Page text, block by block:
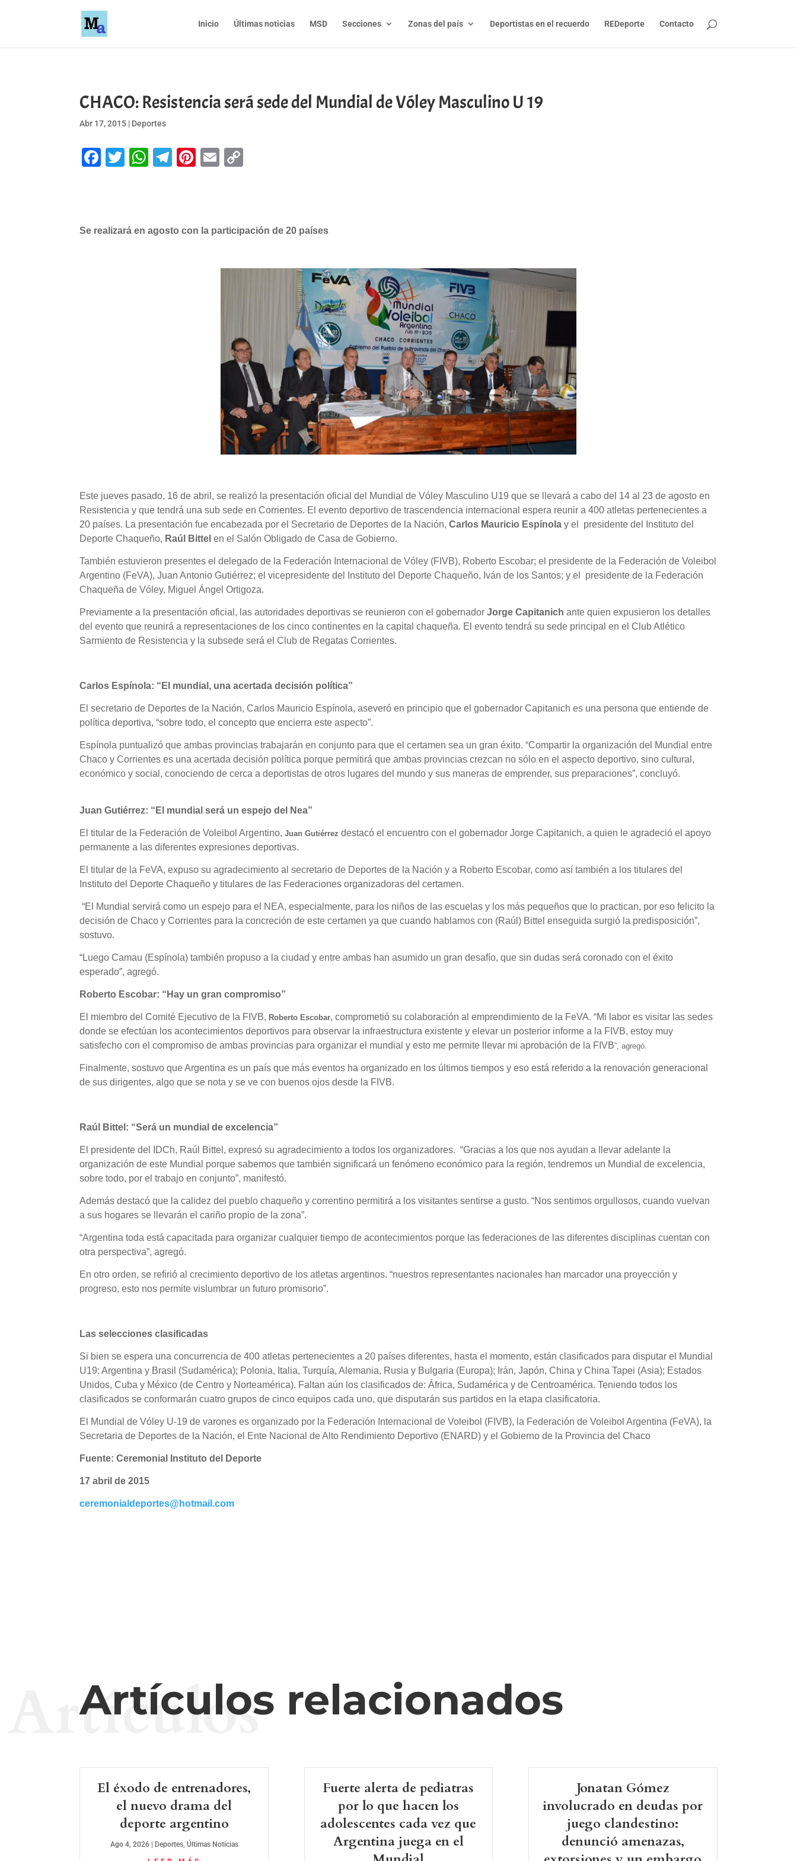
Inicio Últimas noticias MSD Secciones Zonas del país Deportistas en el recuerdo REDeporte Contacto
CHACO: Resistencia será sede del Mundial de Vóley Masculino U 19
Abr 17, 2015 | Deportes
Facebook
Twitter
WhatsApp
Telegram
Pinterest
Email
Se realizará en agosto con la participación de 20 países
Este jueves pasado, 16 de abril, se realizó la presentación oficial del Mundial de Vóley Masculino U19 que se llevará a cabo del 14 al 23 de agosto en
Resistencia y que tendrá una sub sede en Corrientes. El evento deportivo de trascendencia internacional espera reunir a 400 atletas pertenecientes a
20 países. La presentación fue encabezada por el Secretario de Deportes de la Nación,Carlos Mauricio Espínola y el presidente del Instituto del
Deporte Chaqueño, Raúl Bittel en el Salón Obligado de Casa de Gobierno.
También estuvieron presentes el delegado de la Federación Internacional de Vóley (FIVB), Roberto Escobar; el presidente de la Federación de Voleibol
Argentino (FeVA), Juan Antonio Gutiérrez; el vicepresidente del Instituto del Deporte Chaqueño, Iván de los Santos; y el presidente de la Federación
Chaqueña de Vóley, Miguel Ángel Ortigoza.
Previamente a la presentación oficial, las autoridades deportivas se reunieron con el gobernadorJorge Capitanich ante quien expusieron los detalles
del evento que reunirá a representaciones de los cinco continentes en la capital chaqueña. El evento tendrá su sede principal en el Club Atlético
Sarmiento de Resistencia y la subsede será el Club de Regatas Corrientes.
Carlos Espínola: “El mundial, una acertada decisión política”
El secretario de Deportes de la Nación, Carlos Mauricio Espínola, aseveró en principio que el gobernador Capitanich es una persona que entiende de
política deportiva, “sobre todo, el concepto que encierra este aspecto”.
Espínola puntualizó que ambas provincias trabajarán en conjunto para que el certamen sea un gran éxito. “Compartir la organización del Mundial entre
Chaco y Corrientes es una acertada decisión política porque permitirá que ambas provincias crezcan no sólo en el aspecto deportivo, sino cultural,
económico y social, conociendo de cerca a deportistas de otros lugares del mundo y sus maneras de emprender, sus preparaciones”, concluyó.
Juan Gutiérrez: “El mundial será un espejo del Nea”
El titular de la Federación de Voleibol Argentino,Juan Gutiérrez destacó el encuentro con el gobernador Jorge Capitanich, a quien le agradeció el apoyo
permanente a las diferentes expresiones deportivas.
El titular de la FeVA, expuso su agradecimiento al secretario de Deportes de la Nación y a Roberto Escobar, como así también a los titulares del
Instituto del Deporte Chaqueño y titulares de las Federaciones organizadoras del certamen.
“El Mundial servirá como un espejo para el NEA, especialmente, para los niños de las escuelas y los más pequeños que lo practican, por eso felicito la
decisión de Chaco y Corrientes para la concreción de este certamen ya que cuando hablamos con (Raúl) Bittel enseguida surgió la predisposición”,
sostuvo.
“Luego Camau (Espínola) también propuso a la ciudad y entre ambas han asumido un gran desafío, que sin dudas será coronado con el éxito
esperado”, agregó.
Roberto Escobar: “Hay un gran compromiso”
El miembro del Comité Ejecutivo de la FIVB, Roberto Escobar, comprometió su colaboración al emprendimiento de la FeVA. “Mi labor es visitar las sedes
donde se efectúan los acontecimientos deportivos para observar la infraestructura existente y elevar un posterior informe a la FIVB, estoy muy
satisfecho con el compromiso de ambas provincias para organizar el mundial y esto me permite llevar mi aprobación de la FIVB”, agregó.
Finalmente, sostuvo que Argentina es un país que más eventos ha organizado en los últimos tiempos y eso está referido a la renovación generacional
de sus dirigentes, algo que se nota y se ve con buenos ojos desde la FIVB.
Raúl Bittel: “Será un mundial de excelencia”
El presidente del IDCh, Raúl Bittel, expresó su agradecimiento a todos los organizadores. “Gracias a los que nos ayudan a llevar adelante la
organización de este Mundial porque sabemos que también significará un fenómeno económico para la región, tendremos un Mundial de excelencia,
sobre todo, por el trabajo en conjunto”, manifestó.
Además destacó que la calidez del pueblo chaqueño y correntino permitirá a los visitantes sentirse a gusto. “Nos sentimos orgullosos, cuando vuelvan
a sus hogares se llevarán el cariño propio de la zona”.
“Argentina toda está capacitada para organizar cualquier tiempo de acontecimientos porque las federaciones de las diferentes disciplinas cuentan con
otra perspectiva”, agregó.
En otro orden, se refirió al crecimiento deportivo de los atletas argentinos. “nuestros representantes nacionales han marcador una proyección y
progreso, esto nos permite vislumbrar un futuro promisorio”.
Las selecciones clasificadas
Si bien se espera una concurrencia de 400 atletas pertenecientes a 20 países diferentes, hasta el momento, están clasificados para disputar el Mundial
U19: Argentina y Brasil (Sudamérica); Polonia, Italia, Turquía, Alemania, Rusia y Bulgaria (Europa); Irán, Japón, China y China Tapei (Asia); Estados
Unidos, Cuba y México (de Centro y Norteamérica). Faltan aún los clasificados de: África, Sudamérica y de Centroamérica. Teniendo todos los
clasificados se conformarán cuatro grupos de cinco equipos cada uno, que disputarán sus partidos en la etapa clasificatoria.
El Mundial de Vóley U-19 de varones es organizado por la Federación Internacional de Voleibol (FIVB), la Federación de Voleibol Argentina (FeVA), la
Secretaria de Deportes de la Nación, el Ente Nacional de Alto Rendimiento Deportivo (ENARD) y el Gobierno de la Provincia del Chaco
Fuente: Ceremonial Instituto del Deporte
17 abril de 2015
ceremonialdeportes@hotmail.com
Artículos relacionados
Artículos
El éxodo de entrenadores,
el nuevo drama del
deporte argentino
Ago 4, 2026| Deportes, Últimas Noticias
Fuerte alerta de pediatras
por lo que hacen los
adolescentes cada vez que
Argentina juega en el
Jonatan Gómez
involucrado en deudas por
juego clandestino:
denunció amenazas,